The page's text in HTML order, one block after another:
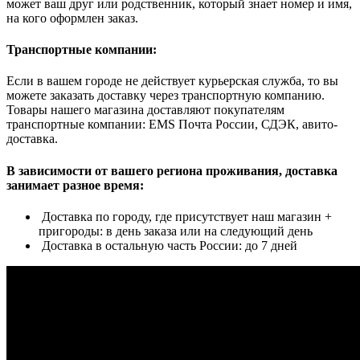
может ваш друг или родственник, который знает номер и имя,
на кого оформлен заказ.
Транспортные компании:
Если в вашем городе не действует курьерская служба, то вы
можете заказать доставку через транспортную компанию.
Товары нашего магазина доставляют покупателям
транспортные компании: EMS Почта России, СДЭК, авито-
доставка.
В зависимости от вашего региона проживания, доставка
занимает разное время:
Доставка по городу, где присутствует наш магазин +
пригороды: в день заказа или на следующий день
Доставка в остальную часть России: до 7 дней